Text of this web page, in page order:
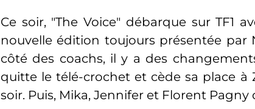
Ce soir, "The Voice" débarque sur TF1
nouvelle édition toujours présentée par
côté des coachs, il y a des
quitte le télé-crochet et cède sa place à
soir. Puis, Mika, Jennifer et Florent Pagny